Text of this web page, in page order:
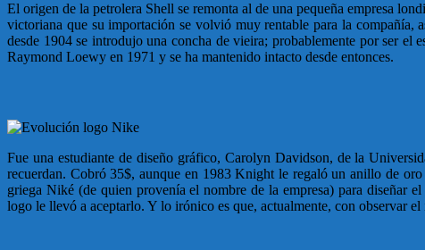
El origen de la petrolera Shell se remonta al de una pequeña empresa
victoriana que su importación se volvió muy rentable para la compañía,
desde 1904 se introdujo una concha de vieira; probablemente por ser el
Raymond Loewy en 1971 y se ha mantenido intacto desde entonces.
Fue una estudiante de diseño gráfico, Carolyn Davidson, de la
recuerdan. Cobró 35$, aunque en 1983 Knight le regaló un anillo de
griega Niké (de quien provenía el nombre de la empresa) para diseñar
logo le llevó a aceptarlo. Y lo irónico es que, actualmente, con observar el